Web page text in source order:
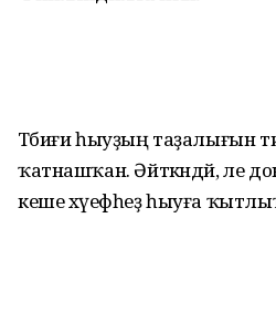
Тәбиғи һыуҙың таҙалығын
ҡатнашҡан. Әйткәндәй, әле
кеше хәүефһеҙ һыуға